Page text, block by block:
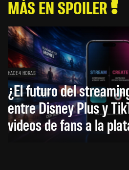
MÁS EN SPOILER
HACE 4 HORAS
¿El futuro del
entre Disney Plus y
videos de fans a la